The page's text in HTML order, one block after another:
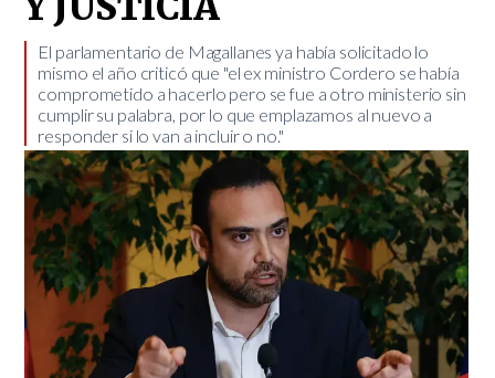
​El parlamentario de Magallanes ya había solicitado lo
mismo el año criticó que "el ex ministro Cordero se había
comprometido a hacerlo pero se fue a otro ministerio sin
cumplir su palabra, por lo que emplazamos al nuevo a
responder si lo van a incluir o no."